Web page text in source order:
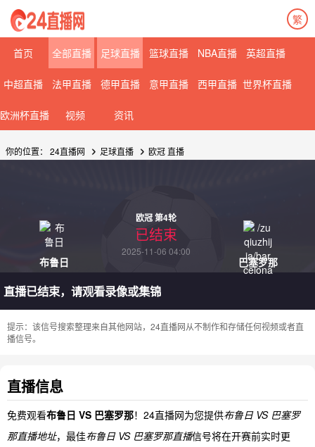
繁
首页 全部直播 足球直播 篮球直播 NBA直播 英超直播
中超直播 法甲直播 德甲直播 意甲直播 西甲直播 世界杯直播
欧洲杯直播 视频 资讯
你的位置： 24直播网 足球直播 欧冠 直播
布鲁日
欧冠 第4轮
已结束
2025-11-06 04:00
巴塞罗那
直播已结束，请观看录像或集锦
提示：该信号搜索整理来自其他网站，24直播网从不制作和存储任何视频或者直
播信号。
直播信息
免费观看布鲁日 VS 巴塞罗那！24直播网为您提供布鲁日 VS 巴塞罗
那直播地址，最佳布鲁日 VS 巴塞罗那直播信号将在开赛前实时更